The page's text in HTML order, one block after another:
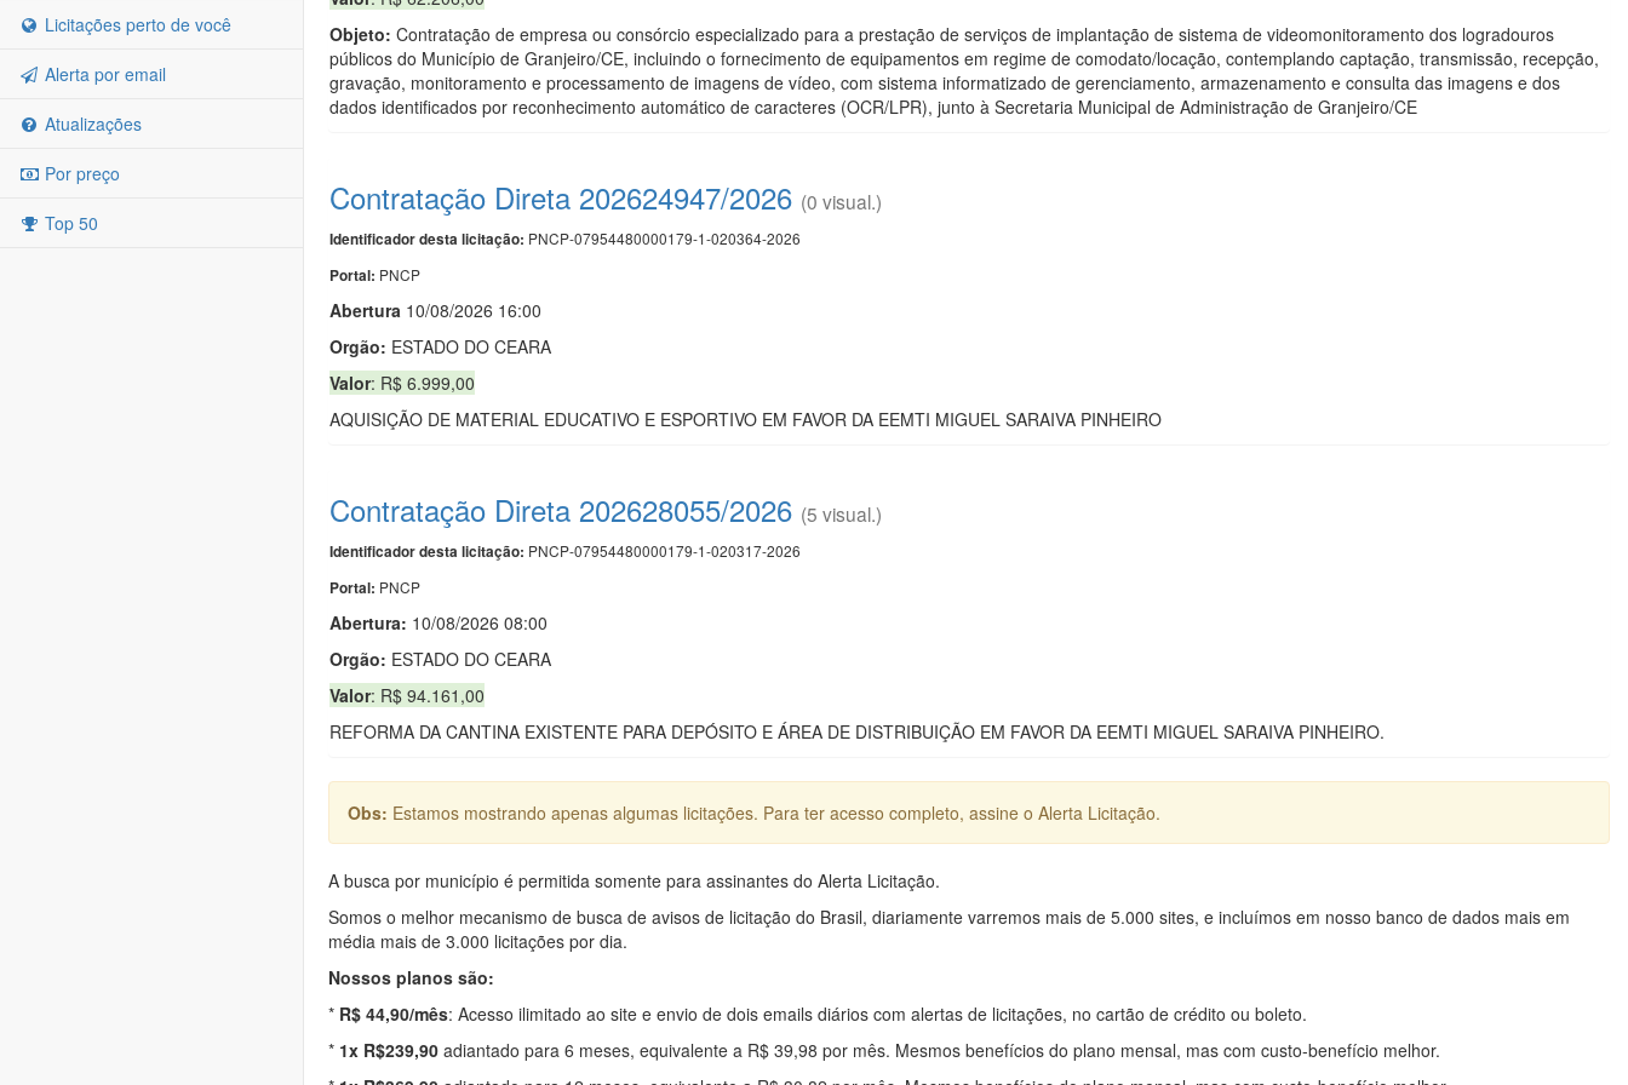
Licitações perto de você
Alerta por email
Atualizações
Por preço
Top 50
Objeto: Contratação de empresa ou consórcio especializado para a prestação de serviços de implantação de sistema de videomonitoramento dos logradouros
públicos do Município de Granjeiro/CE, incluindo o fornecimento de equipamentos em regime de comodato/locação, contemplando captação, transmissão, recepção,
gravação, monitoramento e processamento de imagens de vídeo, com sistema informatizado de gerenciamento, armazenamento e consulta das imagens e dos
dados identificados por reconhecimento automático de caracteres (OCR/LPR), junto à Secretaria Municipal de Administração de Granjeiro/CE
Contratação Direta 202624947/2026 (0 visual.)
Identificador desta licitação: PNCP-07954480000179-1-020364-2026
Portal: PNCP
Abertura 10/08/2026 16:00
Orgão: ESTADO DO CEARA
Valor: R$ 6.999,00
AQUISIÇÃO DE MATERIAL EDUCATIVO E ESPORTIVO EM FAVOR DA EEMTI MIGUEL SARAIVA PINHEIRO
Contratação Direta 202628055/2026 (5 visual.)
Identificador desta licitação: PNCP-07954480000179-1-020317-2026
Portal: PNCP
Abertura: 10/08/2026 08:00
Orgão: ESTADO DO CEARA
Valor: R$ 94.161,00
REFORMA DA CANTINA EXISTENTE PARA DEPÓSITO E ÁREA DE DISTRIBUIÇÃO EM FAVOR DA EEMTI MIGUEL SARAIVA PINHEIRO.
Obs: Estamos mostrando apenas algumas licitações. Para ter acesso completo, assine o Alerta Licitação.
A busca por município é permitida somente para assinantes do Alerta Licitação.
Somos o melhor mecanismo de busca de avisos de licitação do Brasil, diariamente varremos mais de 5.000 sites, e incluímos em nosso banco de dados mais em
média mais de 3.000 licitações por dia.
Nossos planos são:
* R$ 44,90/mês: Acesso ilimitado ao site e envio de dois emails diários com alertas de licitações, no cartão de crédito ou boleto.
* 1x R$239,90 adiantado para 6 meses, equivalente a R$ 39,98 por mês. Mesmos benefícios do plano mensal, mas com custo-benefício melhor.